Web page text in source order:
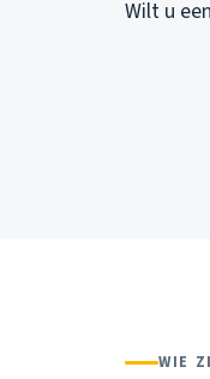
Wilt u een
WIE